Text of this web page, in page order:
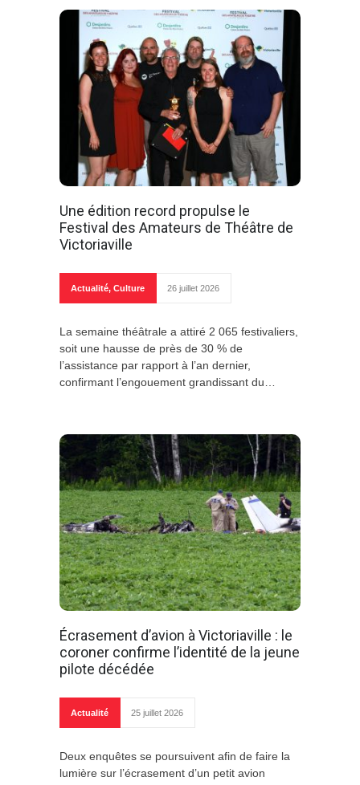
Une édition record propulse le
Festival des Amateurs de Théâtre de
Victoriaville
Actualité, Culture 26 juillet 2026
La semaine théâtrale a attiré 2 065 festivaliers,
soit une hausse de près de 30 % de
l’assistance par rapport à l’an dernier,
confirmant l’engouement grandissant du…
Écrasement d’avion à Victoriaville : le
coroner confirme l’identité de la jeune
pilote décédée
Actualité 25 juillet 2026
Deux enquêtes se poursuivent afin de faire la
lumière sur l’écrasement d’un petit avion